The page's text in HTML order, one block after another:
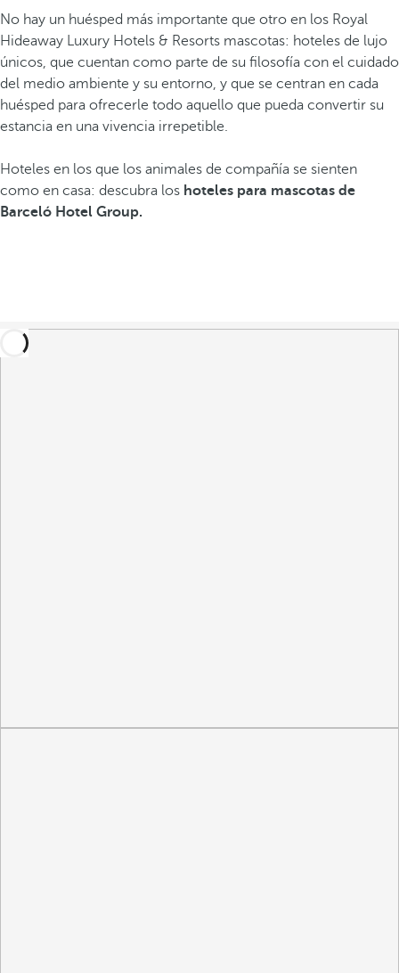
No hay un huésped más importante que otro en los Royal
Hideaway Luxury Hotels & Resorts mascotas: hoteles de lujo
únicos, que cuentan como parte de su filosofía con el cuidado
del medio ambiente y su entorno, y que se centran en cada
huésped para ofrecerle todo aquello que pueda convertir su
estancia en una vivencia irrepetible.
Hoteles en los que los animales de compañía se sienten
como en casa: descubra los hoteles para mascotas de
Barceló Hotel Group.